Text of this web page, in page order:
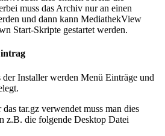
muss das Archiv nur an einen
und dann kann MediathekView
Start-Skripte gestartet werden.
Installer werden Menü Einträge und
tar.gz verwendet muss man dies
z.B. die folgende Desktop Datei